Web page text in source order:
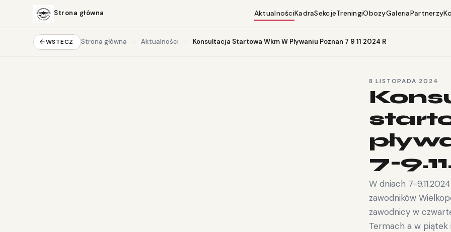
Strona główna AktualnościKadraSekcjeTreningiObozyGaleriaPartnerzy
WSTECZ Strona główna › Aktualności › Konsultacja Startowa Wkm W Plywaniu Poznan 7 9 11 2024 R
8 LISTOPADA 2024
7-
W dniach 7-
zawodników
zawodnicy w
Termach a w